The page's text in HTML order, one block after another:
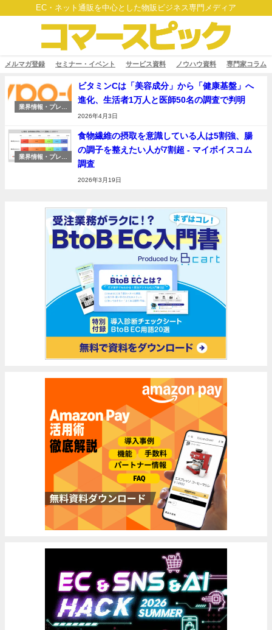
EC・ネット通販を中心とした物販ビジネス専門メディア
メルマガ登録 セミナー・イベント サービス資料 ノウハウ資料 専門家コラム
業界情報・プレス
ビタミンCは「美容成分」から「健康基盤」へ
進化、生活者1万人と医師50名の調査で判明
2026年4月3日
業界情報・プレス
食物繊維の摂取を意識している人は5割強、腸
の調子を整えたい人が7割超 - マイボイスコム
調査
2026年3月19日